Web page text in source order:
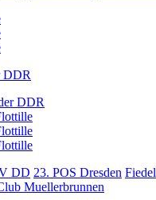
DDR
DDR
DD 23. POS Dresden Fiedel
Muellerbrunnen